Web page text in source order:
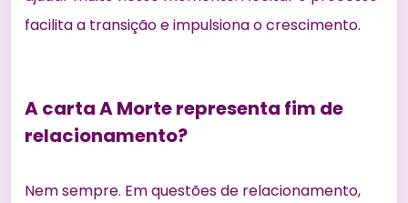
facilita a transição e impulsiona o crescimento.
A carta A Morte representa fim de
relacionamento?
Nem sempre. Em questões de relacionamento,